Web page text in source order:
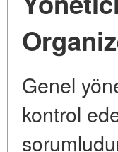
Genel
kontrol